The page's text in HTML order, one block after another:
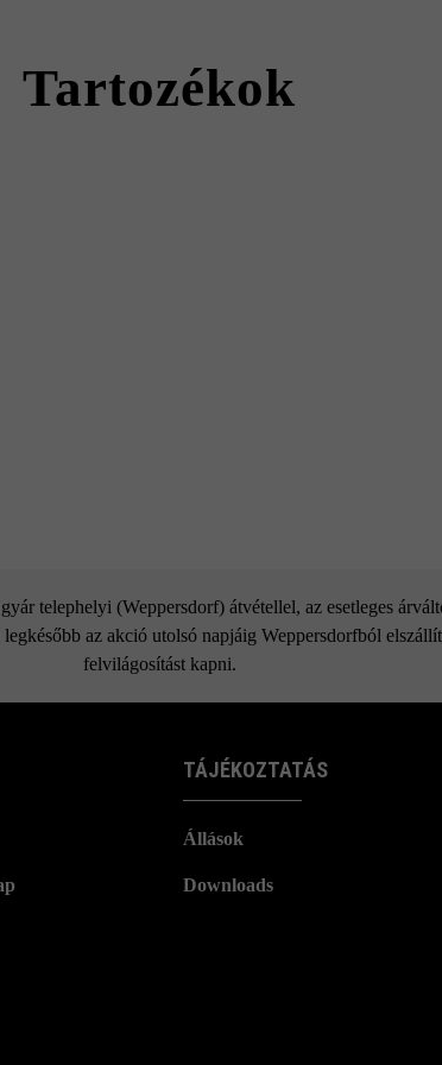
Tartozékok
telephelyi (Weppersdorf) átvétellel, az esetleges
az akció utolsó napjáig Weppersdorfból
felvilágosítást kapni.
TÁJÉKOZTATÁS
Állások
Downloads